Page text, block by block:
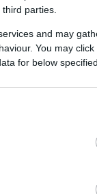
parties.
and may
You may
for below την